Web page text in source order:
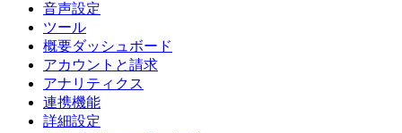
音声設定
ツール
概要ダッシュボード
アカウントと請求
アナリティクス
連携機能
詳細設定